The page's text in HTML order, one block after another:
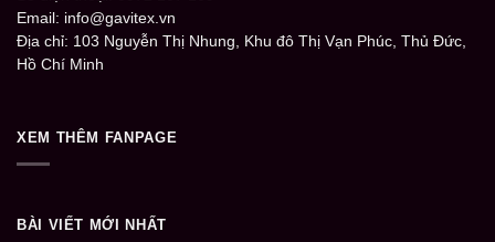
Email: info@gavitex.vn
Địa chỉ: 103 Nguyễn Thị Nhung, Khu đô Thị Vạn Phúc, Thủ Đức,
Hồ Chí Minh
XEM THÊM FANPAGE
BÀI VIẾT MỚI NHẤT